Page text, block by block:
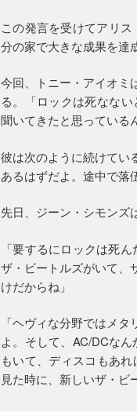
この発言を受けてアリ
分の家で大きな成果を達
今回、トニー・アイオミ
る。「ロックは死なな
聞いてきたと思っている
彼は次のように続けてい
あるはずだよ。途中で落
先日、ジーン・シモンズ
「要するにロックは死
ザ・ビートルズがいて、
けだからね」
「ヘヴィな分野ではメ
よ。そして、AC/DCな
もいて、ディスコもあ
見た時に、新しいザ・ビ